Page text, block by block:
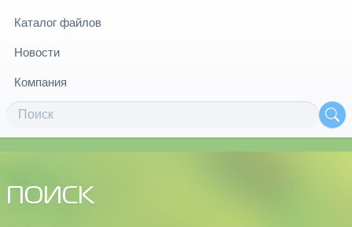
Каталог файлов
Новости
Компания
ПОИСК